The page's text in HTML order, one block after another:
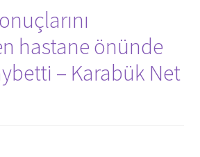
hastane önünde
– Karabük Net